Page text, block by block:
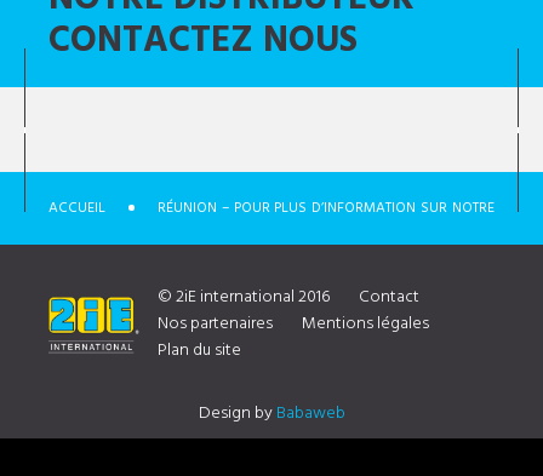
CONTACTEZ NOUS
ACCUEIL RÉUNION – POUR PLUS D’INFORMATION SUR NOTRE
© 2iE international 2016
Contact
Nos partenaires
Mentions légales
Plan du site
Design byBabaweb